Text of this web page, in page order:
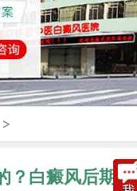
>
？白癜风后期